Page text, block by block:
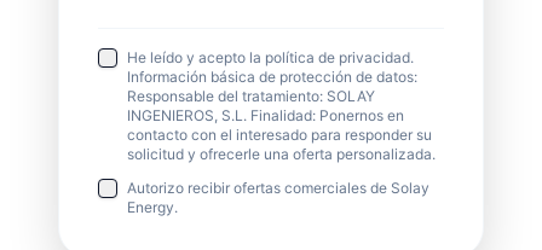
He leído y acepto la política de privacidad.
Información básica de protección de datos:
Responsable del tratamiento: SOLAY
INGENIEROS, S.L. Finalidad: Ponernos en
contacto con el interesado para responder su
solicitud y ofrecerle una oferta personalizada.
Autorizo recibir ofertas comerciales de Solay
Energy.